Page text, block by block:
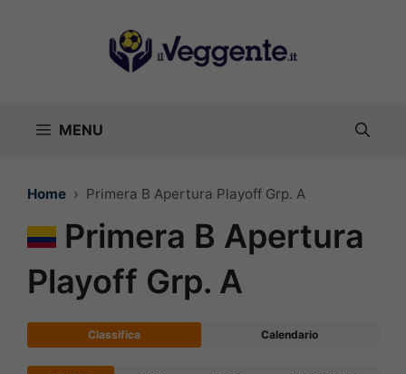
MENU
Home Primera B Apertura Playoff Grp. A
Primera B Apertura
Playoff Grp. A
Classifica Calendario